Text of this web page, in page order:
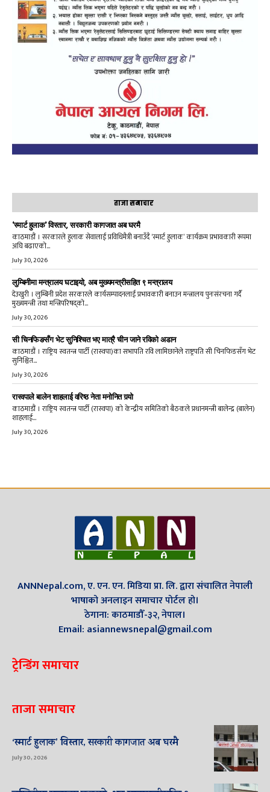
ताजा समाचार
‘स्मार्ट हुलाक’ विस्तार, सरकारी कागजात अब घरमै
काठमाडौं । सरकारले हुलाक सेवालाई प्रविधिमैत्री बनाउँदै ‘स्मार्ट हुलाक’ कार्यक्रम प्रभावकारी रूपमा
अघि बढाएको...
July 30, 2026
लुम्बिनीमा मन्त्रालय घटाइयो, अब मुख्यमन्त्रीसहित ९ मन्त्रालय
देउखुरी । लुम्बिनी प्रदेश सरकारले कार्यसम्पादनलाई प्रभावकारी बनाउन मन्त्रालय पुनःसंरचना गर्दै
मुख्यमन्त्री तथा मन्त्रिपरिषद्को...
July 30, 2026
सी चिनफिङसँग भेट सुनिश्चित भए मात्रै चीन जाने रविको अडान
काठमाडौं । राष्ट्रिय स्वतन्त्र पार्टी (रास्वपा)का सभापति रवि लामिछानेले राष्ट्रपति सी चिनफिङसँग भेट
सुनिश्चित...
July 30, 2026
रास्वपाले बालेन शाहलाई वरिष्ठ नेता मनोनित गर्‍यो
काठमाडौं । राष्ट्रिय स्वतन्त्र पार्टी (रास्वपा) को केन्द्रीय समितिको बैठकले प्रधानमन्त्री बालेन्द्र (बालेन)
शाहलाई...
July 30, 2026
ANNNepal.com, ए. एन. एन. मिडिया प्रा. लि. द्वारा संचालित नेपाली
भाषाको अनलाइन समाचार पोर्टल हो।
ठेगाना: काठमाडौँ-३२, नेपाल।
Email: asiannewsnepal@gmail.com
ट्रेन्डिंग समाचार
ताजा समाचार
‘स्मार्ट हुलाक’ विस्तार, सरकारी कागजात अब घरमै
July 30, 2026